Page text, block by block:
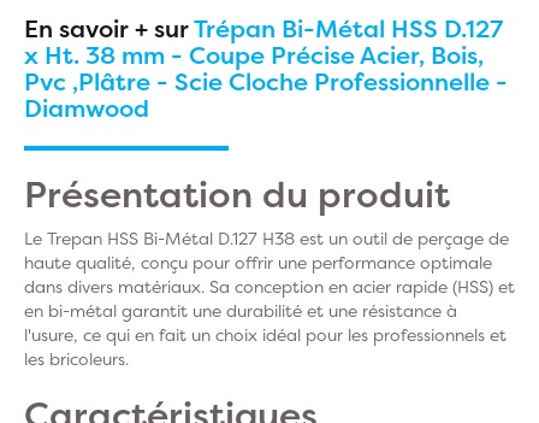
En savoir + surTrépan Bi-Métal HSS D.127
x Ht. 38 mm - Coupe Précise Acier, Bois,
Pvc ,Plâtre - Scie Cloche Professionnelle -
Diamwood
Présentation du produit
Le Trepan HSS Bi-Métal D.127 H38 est un outil de perçage de
haute qualité, conçu pour offrir une performance optimale
dans divers matériaux. Sa conception en acier rapide (HSS) et
en bi-métal garantit une durabilité et une résistance à
l'usure, ce qui en fait un choix idéal pour les professionnels et
les bricoleurs.